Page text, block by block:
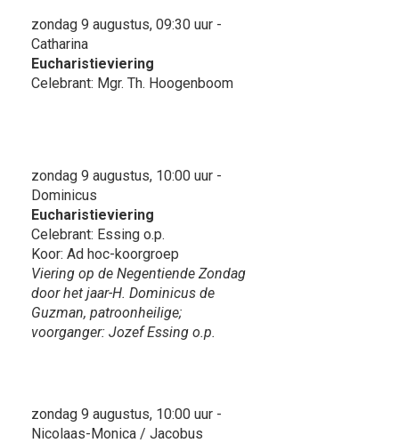
zondag 9 augustus, 09:30 uur -
Catharina
Eucharistieviering
Celebrant: Mgr. Th. Hoogenboom
zondag 9 augustus, 10:00 uur -
Dominicus
Eucharistieviering
Celebrant: Essing o.p.
Koor: Ad hoc-koorgroep
Viering op de Negentiende Zondag
door het jaar-H. Dominicus de
Guzman, patroonheilige;
voorganger: Jozef Essing o.p.
zondag 9 augustus, 10:00 uur -
Nicolaas-Monica / Jacobus